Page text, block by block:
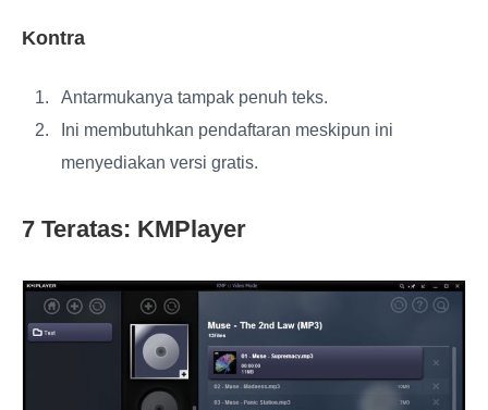
Kontra
Antarmukanya tampak penuh teks.
Ini membutuhkan pendaftaran meskipun ini
menyediakan versi gratis.
7 Teratas: KMPlayer